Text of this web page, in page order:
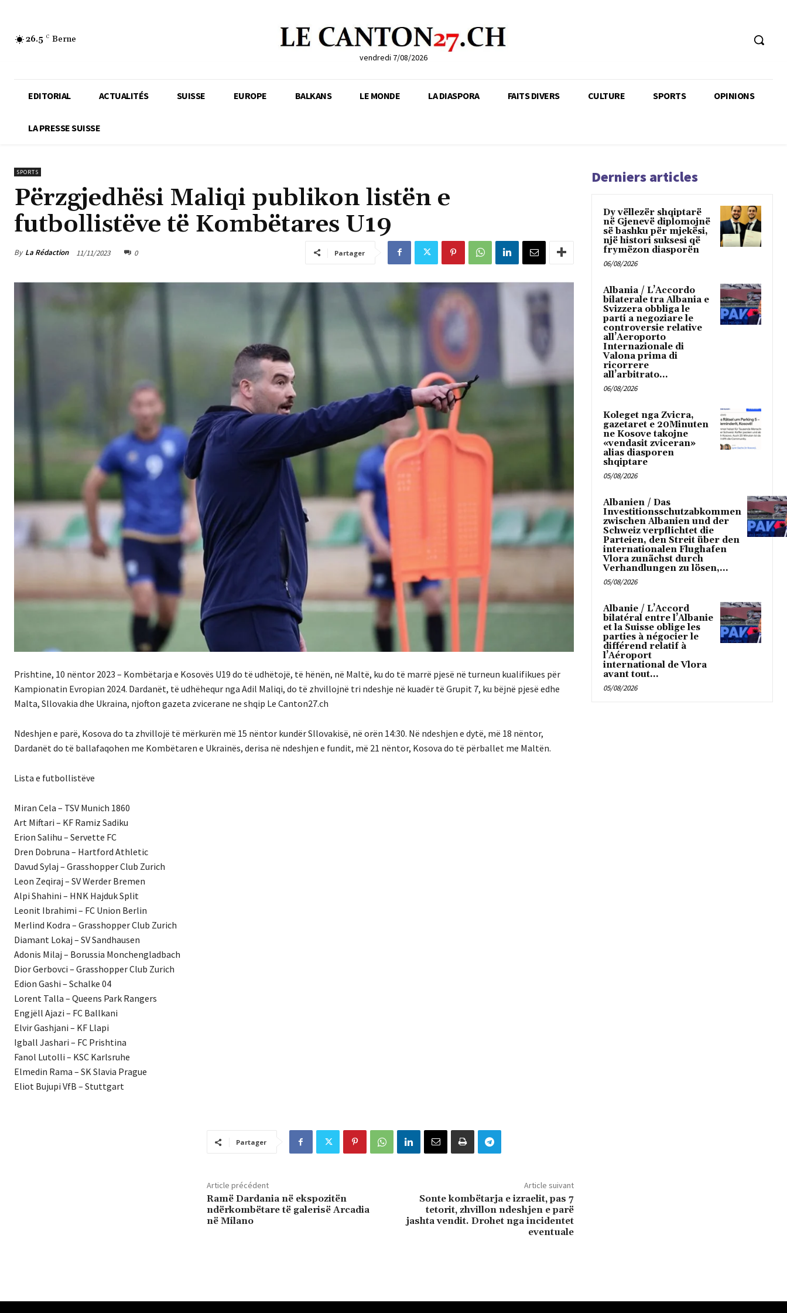
26.5 C Berne
vendredi 7/08/2026
EDITORIAL ACTUALITÉS SUISSE EUROPE BALKANS LE MONDE LA DIASPORA FAITS DIVERS CULTURE SPORTS OPINIONS
LA PRESSE SUISSE
SPORTS
Përzgjedhësi Maliqi publikon listën e
futbollistëve të Kombëtares U19
By La Rédaction 11/11/2023 0 Partager
Prishtine, 10 nëntor 2023 – Kombëtarja e Kosovës U19 do të udhëtojë, të hënën, në Maltë, ku do të marrë pjesë në turneun kualifikues për
Kampionatin Evropian 2024. Dardanët, të udhëhequr nga Adil Maliqi, do të zhvillojnë tri ndeshje në kuadër të Grupit 7, ku bëjnë pjesë edhe
Malta, Sllovakia dhe Ukraina, njofton gazeta zvicerane ne shqip Le Canton27.ch
Ndeshjen e parë, Kosova do ta zhvillojë të mërkurën më 15 nëntor kundër Sllovakisë, në orën 14:30. Në ndeshjen e dytë, më 18 nëntor,
Dardanët do të ballafaqohen me Kombëtaren e Ukrainës, derisa në ndeshjen e fundit, më 21 nëntor, Kosova do të përballet me Maltën.
Lista e futbollistëve
Miran Cela – TSV Munich 1860
Art Miftari – KF Ramiz Sadiku
Erion Salihu – Servette FC
Dren Dobruna – Hartford Athletic
Davud Sylaj – Grasshopper Club Zurich
Leon Zeqiraj – SV Werder Bremen
Alpi Shahini – HNK Hajduk Split
Leonit Ibrahimi – FC Union Berlin
Merlind Kodra – Grasshopper Club Zurich
Diamant Lokaj – SV Sandhausen
Adonis Milaj – Borussia Monchengladbach
Dior Gerbovci – Grasshopper Club Zurich
Edion Gashi – Schalke 04
Lorent Talla – Queens Park Rangers
Engjëll Ajazi – FC Ballkani
Elvir Gashjani – KF Llapi
Igball Jashari – FC Prishtina
Fanol Lutolli – KSC Karlsruhe
Elmedin Rama – SK Slavia Prague
Eliot Bujupi VfB – Stuttgart
Partager
Article précédent
Ramë Dardania në ekspozitën
ndërkombëtare të galerisë Arcadia
në Milano
Article suivant
Sonte kombëtarja e izraelit, pas 7
tetorit, zhvillon ndeshjen e parë
jashta vendit. Drohet nga incidentet
eventuale
Derniers articles
Dy vëllezër shqiptarë
në Gjenevë diplomojnë
së bashku për mjekësi,
një histori suksesi që
frymëzon diasporën
06/08/2026
Albania / L’Accordo
bilaterale tra Albania e
Svizzera obbliga le
parti a negoziare le
controversie relative
all’Aeroporto
Internazionale di
Valona prima di
ricorrere
all’arbitrato...
06/08/2026
Koleget nga Zvicra,
gazetaret e 20Minuten
ne Kosove takojne
«vendasit zviceran»
alias diasporen
shqiptare
05/08/2026
Albanien / Das
Investitionsschutzabkommen
zwischen Albanien und der
Schweiz verpflichtet die
Parteien, den Streit über den
internationalen Flughafen
Vlora zunächst durch
Verhandlungen zu lösen,...
05/08/2026
Albanie / L’Accord
bilatéral entre l’Albanie
et la Suisse oblige les
parties à négocier le
différend relatif à
l’Aéroport
international de Vlora
avant tout...
05/08/2026